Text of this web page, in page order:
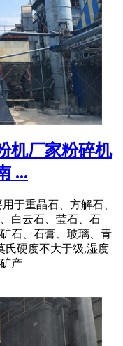
机厂家粉碎机
...
于重晶石、方解石、
白云石、莹石、石
石、石膏、玻璃、青
氏硬度不大于级,湿度
产